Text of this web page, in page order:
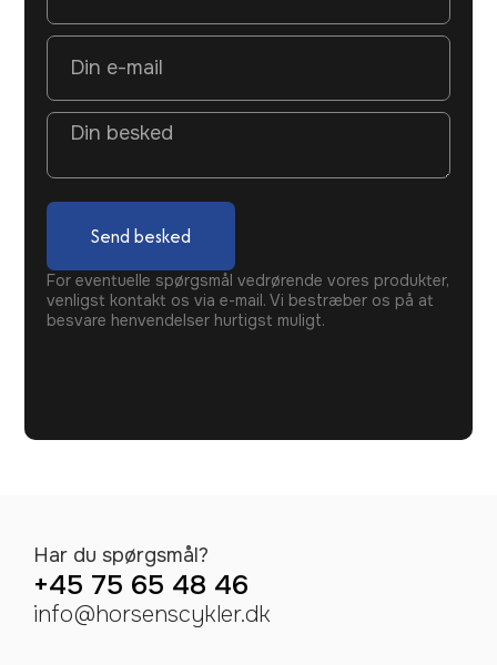
Send besked
For eventuelle spørgsmål vedrørende vores produkter,
venligst kontakt os via e-mail. Vi bestræber os på at
besvare henvendelser hurtigst muligt.
Har du spørgsmål?
+45 75 65 48 46
info@horsenscykler.dk